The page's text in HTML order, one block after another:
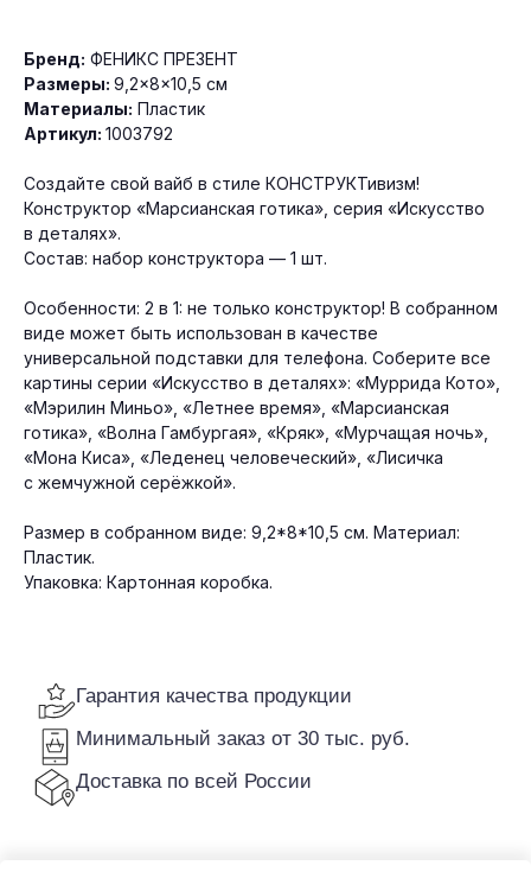
Бренд: ФЕНИКС ПРЕЗЕНТ
Размеры: 9,2×8×10,5 см
Материалы: Пластик
Артикул: 1003792
Создайте свой вайб в стиле КОНСТРУКТивизм!
Конструктор «Марсианская готика», серия «Искусство
в деталях».
Состав: набор конструктора — 1 шт.
Особенности: 2 в 1: не только конструктор! В собранном
виде может быть использован в качестве
универсальной подставки для телефона. Соберите все
картины серии «Искусство в деталях»: «Муррида Кото»,
«Мэрилин Миньо», «Летнее время», «Марсианская
готика», «Волна Гамбургая», «Кряк», «Мурчащая ночь»,
«Мона Киса», «Леденец человеческий», «Лисичка
с жемчужной серёжкой».
Размер в собранном виде: 9,2*8*10,5 см. Материал:
Пластик.
Упаковка: Картонная коробка.
Минимальный заказ от 30 тыс. руб.
Доставка по всей России